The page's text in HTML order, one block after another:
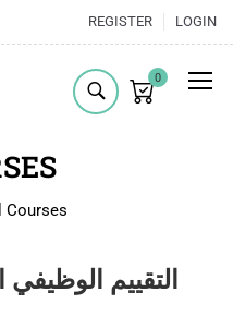
REGISTER LOGIN
0
Courses
التقييم